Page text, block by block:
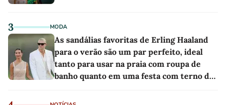
3 MODA
As sandálias favoritas de Erling Haaland
para o verão são um par perfeito, ideal
tanto para usar na praia com roupa de
banho quanto em uma festa com terno de